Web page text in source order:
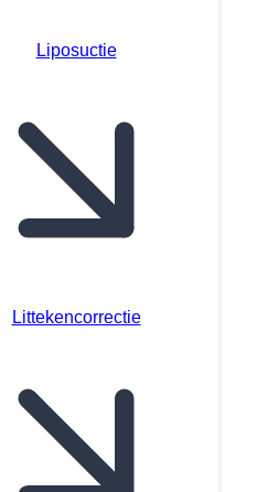
Liposuctie
Littekencorrectie